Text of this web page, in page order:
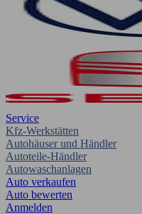
Service
Kfz-Werkstätten
Autohäuser und Händler
Autoteile-Händler
Autowaschanlagen
Auto verkaufen
Auto bewerten
Anmelden